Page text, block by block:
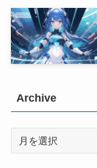
Archive
Archive